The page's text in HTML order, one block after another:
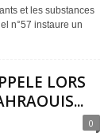
et les substances
n°57 instaure un
LORS
0